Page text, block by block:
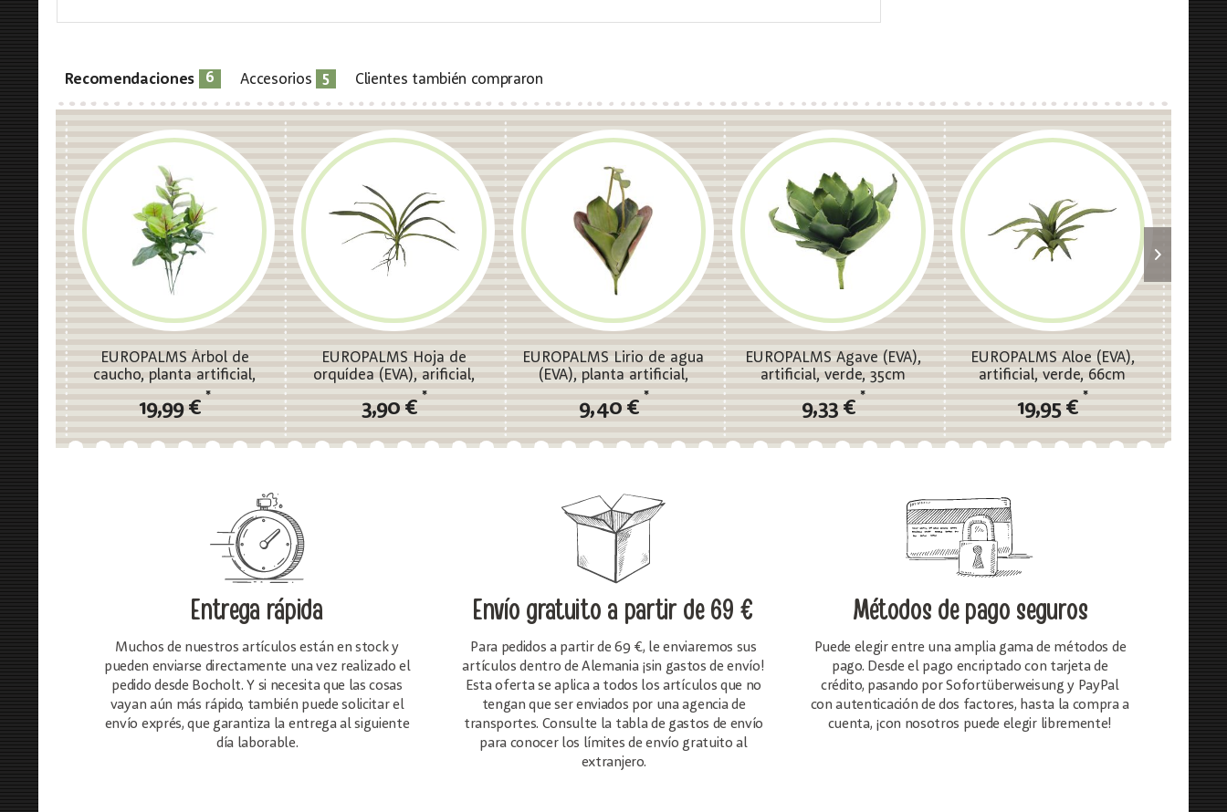
Recomendaciones 6 Accesorios 5 Clientes también compraron
EUROPALMS Árbol de
caucho, planta artificial,
19,99 €
*
EUROPALMS Hoja de
orquídea (EVA), arificial,
verde, 45cm
3,90 €
*
EUROPALMS Lirio de agua
(EVA), planta artificial,
cerrada, verde, 45cm
9,40 €
*
EUROPALMS Agave (EVA),
artificial, verde, 35cm
9,33 €
*
EUROPALMS Aloe (EVA),
artificial, verde, 66cm
19,95 €
*
Entrega rápida
Muchos de nuestros artículos están en stock y
pueden enviarse directamente una vez realizado el
pedido desde Bocholt. Y si necesita que las cosas
vayan aún más rápido, también puede solicitar el
envío exprés, que garantiza la entrega al siguiente
día laborable.
Envío gratuitoa partir de 69 €
Para pedidos a partir de 69 €, le enviaremos sus
artículos dentro de Alemania ¡sin gastos de envío!
Esta oferta se aplica a todos los artículos que no
tengan que ser enviados por una agencia de
transportes. Consulte la tabla de gastos de envío
para conocer los límites de envío gratuito al
extranjero.
Métodos de pago seguros
Puede elegir entre una amplia gama de métodos de
pago. Desde el pago encriptado con tarjeta de
crédito, pasando por Sofortüberweisung y PayPal
con autenticación de dos factores, hasta la compra a
cuenta, ¡con nosotros puede elegir libremente!